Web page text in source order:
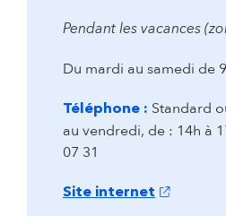
Pendant les vacances
Du mardi au samedi de
Téléphone : Standard
au vendredi, de : 14h à
07 31
Site internet (s'ouvre